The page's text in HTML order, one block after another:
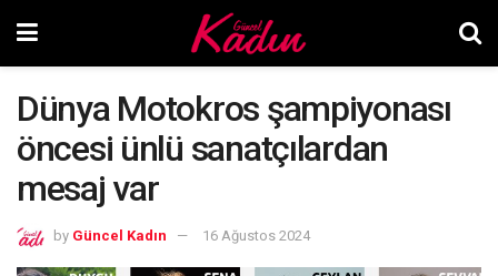
Dünya Motokros şampiyonası
öncesi ünlü sanatçılardan
mesaj var
by Güncel Kadın 16 Ağustos 2024